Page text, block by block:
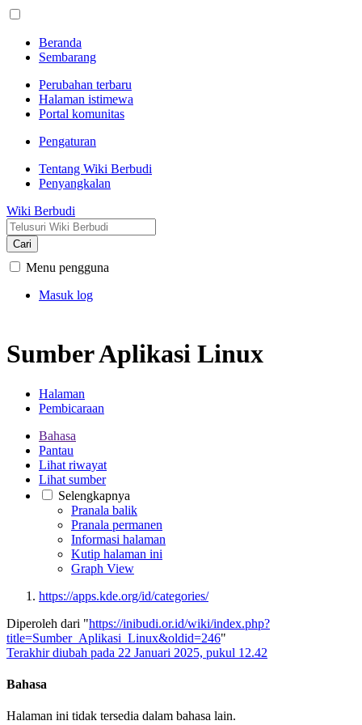
Beranda
Sembarang
Perubahan terbaru
Halaman istimewa
Portal komunitas
Pengaturan
Tentang Wiki Berbudi
Penyangkalan
Wiki Berbudi
Cari
Menu pengguna
Masuk log
Sumber Aplikasi Linux
Halaman
Pembicaraan
Bahasa
Pantau
Lihat riwayat
Lihat sumber
Selengkapnya
Pranala balik
Pranala permanen
Informasi halaman
Kutip halaman ini
Graph View
https://apps.kde.org/id/categories/
Diperoleh dari "https://inibudi.or.id/wiki/index.php?
title=Sumber_Aplikasi_Linux&oldid=246"
Terakhir diubah pada 22 Januari 2025, pukul 12.42
Bahasa
Halaman ini tidak tersedia dalam bahasa lain.